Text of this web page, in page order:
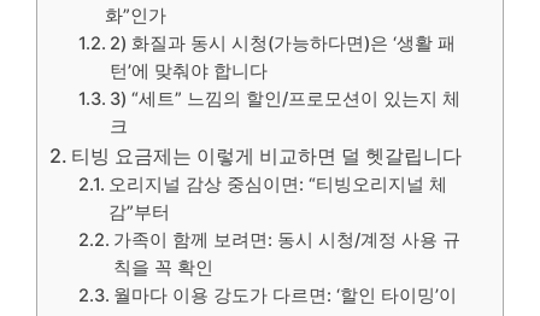
화”인가
2) 화질과 동시 시청(가능하다면)은 ‘생활 패
턴’에 맞춰야 합니다
3) “세트” 느낌의 할인/프로모션이 있는지 체
크
티빙 요금제는 이렇게 비교하면 덜 헷갈립니다
오리지널 감상 중심이면: “티빙오리지널 체
감”부터
가족이 함께 보려면: 동시 시청/계정 사용 규
칙을 꼭 확인
월마다 이용 강도가 다르면: ‘할인 타이밍’이